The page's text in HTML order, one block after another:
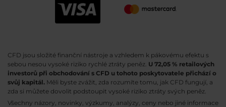
CFD jsou složité finanční nástroje a vzhledem k pákovému efektu s
sebou nesou vysoké riziko rychlé ztráty peněz. U 72,05 % retailových
investorů při obchodování s CFD u tohoto poskytovatele přichází o
svůj kapitál. Měli byste zvážit, zda rozumíte tomu, jak CFD fungují, a
zda si můžete dovolit podstoupit vysoké riziko ztráty svých peněz.
Všechny názory, novinky, výzkumy, analýzy, ceny nebo jiné informace